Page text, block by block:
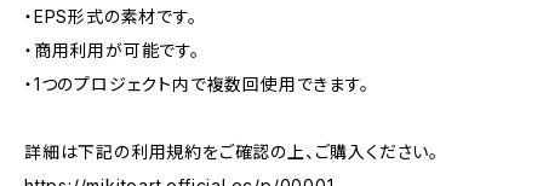
・EPS形式の素材です。
・商用利用が可能です。
・1つのプロジェクト内で複数回使用できます。
詳細は下記の利用規約をご確認の上、ご購入ください。